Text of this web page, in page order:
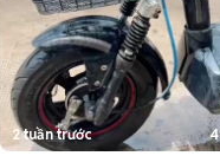
2 tuần trước 4